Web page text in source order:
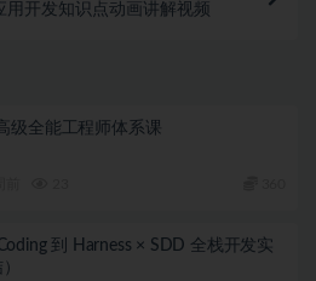
用开发知识点动画讲解视频
级全能工程师体系课
到 Harness × SDD 全栈开发实